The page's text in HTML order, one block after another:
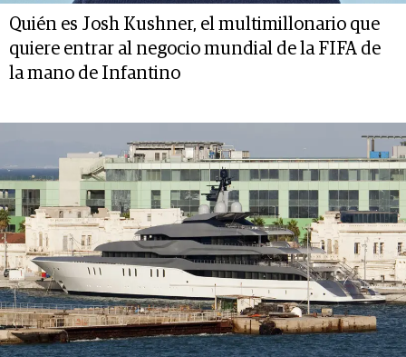
Quién es Josh Kushner, el multimillonario que
quiere entrar al negocio mundial de la FIFA de
la mano de Infantino